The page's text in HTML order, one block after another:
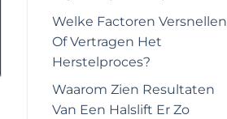
Welke Factoren Versnellen
Of Vertragen Het
Herstelproces?
Waarom Zien Resultaten
Van Een Halslift Er Zo